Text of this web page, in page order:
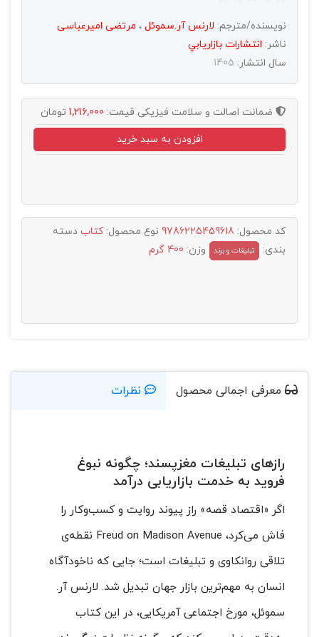
نویسنده/مترجم: لارنس آر.سموئل ، مرتضی امیرعباسی
ناشر: انتشارات بازاريابي
سال انتشار: 1405
ضمانت اصالت و سلامت فیزیکی قیمت: 1,216,000 تومان
افزودن به سبد خرید
کد محصول: 9786225459618 نوع محصول:کتاب دسته
بندی:
تبليغات و برند وزن: 400 گرم
معرفی اجمالی محصول نظرات
رازهای تبلیغات مغز‌پسند؛ چگونه نبوغ
فروید به خدمت بازاریابی درآمد
اگر «اقتصاد قصه» راز پیوند روایت و کسب‌وکار را
فاش می‌کرد، Freud on Madison Avenue نقطه‌ی
تلاقی روانکاوی و تبلیغات است؛ جایی که ناخودآگاه
انسان به مهم‌ترین بازار جهان تبدیل شد. لارنس آر.
سموئل، مورخ اجتماعی آمریکایی، در این کتاب